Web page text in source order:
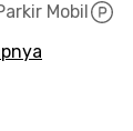
Mobil